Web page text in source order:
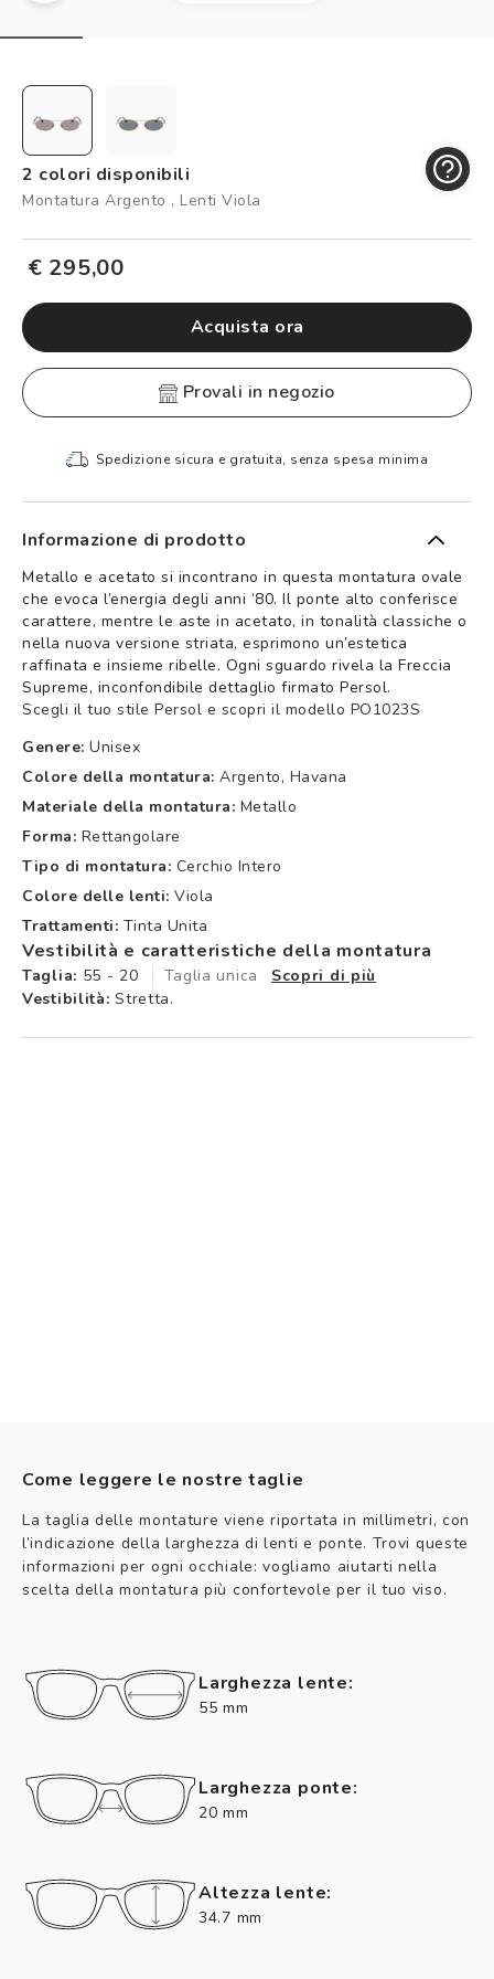
Controllo visivo
Logout
2 colori disponibili
Montatura Argento , Lenti Viola
€ 295,00
Acquista ora
provali in negozio
Spedizione sicura e gratuita, senza spesa minima
Informazione di prodotto
Metallo e acetato si incontrano in questa montatura ovale
che evoca l’energia degli anni ’80. Il ponte alto conferisce
carattere, mentre le aste in acetato, in tonalità classiche o
nella nuova versione striata, esprimono un’estetica
raffinata e insieme ribelle. Ogni sguardo rivela la Freccia
Supreme, inconfondibile dettaglio firmato Persol.
Scegli il tuo stile Persol e scopri il modello PO1023S
Genere: Unisex
Colore della montatura: Argento, Havana
Materiale della montatura: Metallo
Forma: Rettangolare
Tipo di montatura: Cerchio Intero
Colore delle lenti: Viola
Trattamenti: Tinta Unita
Vestibilità e caratteristiche della montatura
Taglia: 55 - 20 Taglia unica
Scopri di più
Vestibilità: Stretta.
Come leggere le nostre taglie
La taglia delle montature viene riportata in millimetri, con
l’indicazione della larghezza di lenti e ponte. Trovi queste
informazioni per ogni occhiale: vogliamo aiutarti nella
scelta della montatura più confortevole per il tuo viso.
Larghezza lente:
55 mm
Larghezza ponte:
20 mm
Altezza lente:
34.7 mm